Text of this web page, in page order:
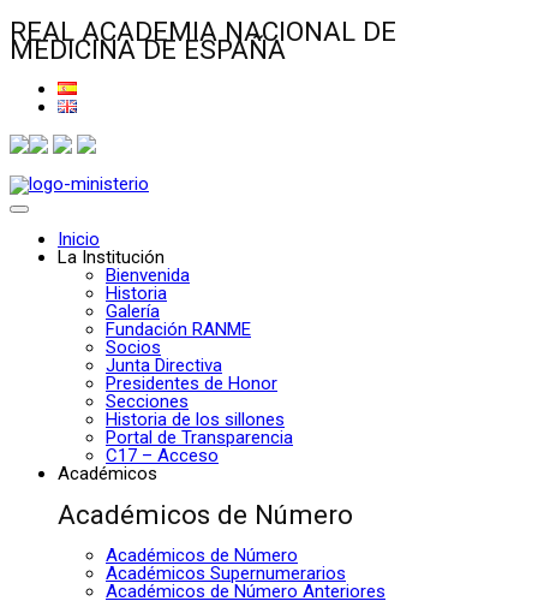
REAL ACADEMIA NACIONAL DE
MEDICINA DE ESPAÑA
Inicio
La Institución
Bienvenida
Historia
Galería
Fundación RANME
Socios
Junta Directiva
Presidentes de Honor
Secciones
Historia de los sillones
Portal de Transparencia
C17 – Acceso
Académicos
Académicos de Número
Académicos de Número
Académicos Supernumerarios
Académicos de Número Anteriores